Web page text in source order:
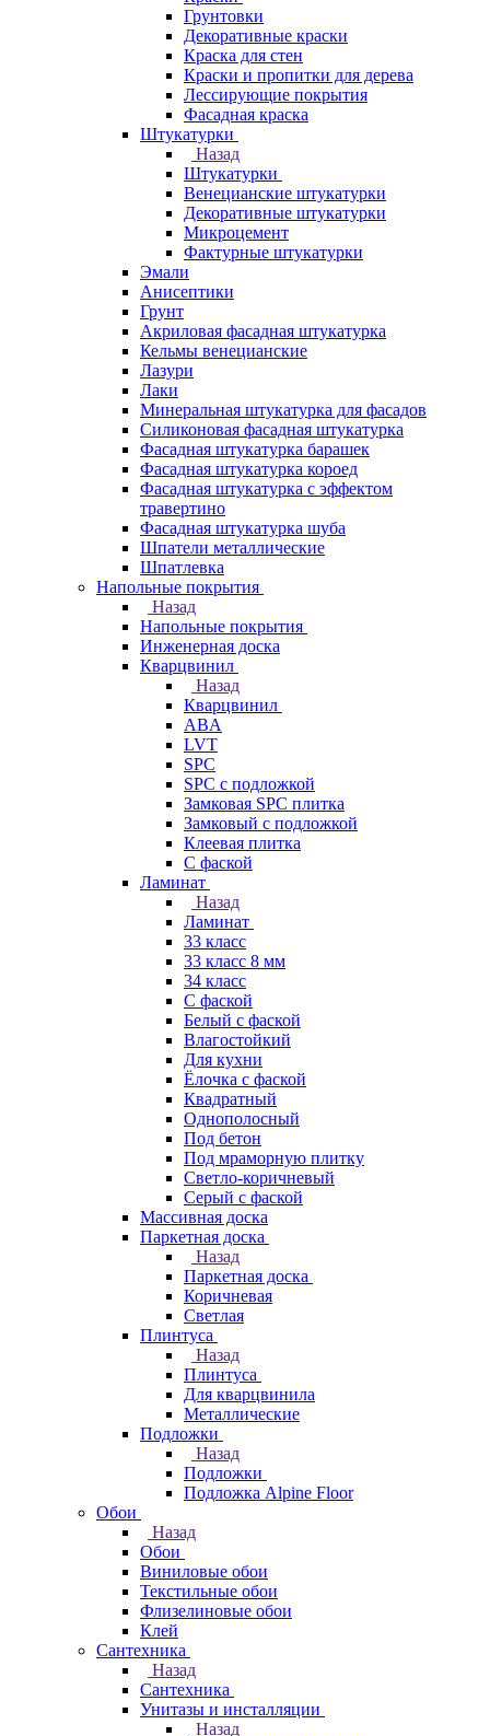
Грунтовки
Декоративные краски
Краска для стен
Краски и пропитки для дерева
Лессирующие покрытия
Фасадная краска
Штукатурки
Назад
Штукатурки
Венецианские штукатурки
Декоративные штукатурки
Микроцемент
Фактурные штукатурки
Эмали
Анисептики
Грунт
Акриловая фасадная штукатурка
Кельмы венецианские
Лазури
Лаки
Минеральная штукатурка для фасадов
Силиконовая фасадная штукатурка
Фасадная штукатурка барашек
Фасадная штукатурка короед
Фасадная штукатурка с эффектом
травертино
Фасадная штукатурка шуба
Шпатели металлические
Шпатлевка
Напольные покрытия
Назад
Напольные покрытия
Инженерная доска
Кварцвинил
Назад
Кварцвинил
ABA
LVT
SPC
SPC с подложкой
Замковая SPC плитка
Замковый с подложкой
Клеевая плитка
С фаской
Ламинат
Назад
Ламинат
33 класс
33 класс 8 мм
34 класс
C фаской
Белый с фаской
Влагостойкий
Для кухни
Ёлочка с фаской
Квадратный
Однополосный
Под бетон
Под мраморную плитку
Светло-коричневый
Серый с фаской
Массивная доска
Паркетная доска
Назад
Паркетная доска
Коричневая
Светлая
Плинтуса
Назад
Плинтуса
Для кварцвинила
Металлические
Подложки
Назад
Подложки
Подложка Alpine Floor
Обои
Назад
Обои
Виниловые обои
Текстильные обои
Флизелиновые обои
Клей
Сантехника
Назад
Сантехника
Унитазы и инсталляции
Назад